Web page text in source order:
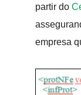
partir do
empresa